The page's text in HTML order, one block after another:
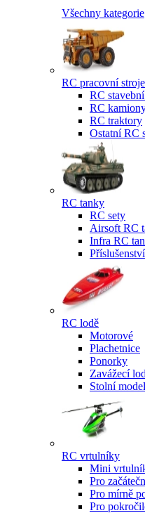
Všechny kategorie
RC pracovní stroje
RC
RC
RC traktory
Ostatní RC
RC tanky
RC sety
Airsoft RC
Infra RC
RC lodě
Motorové
Plachetnice
Ponorky
Zavážecí
Stolní
RC vrtulníky
Mini
Pro
Pro mírně
Pro